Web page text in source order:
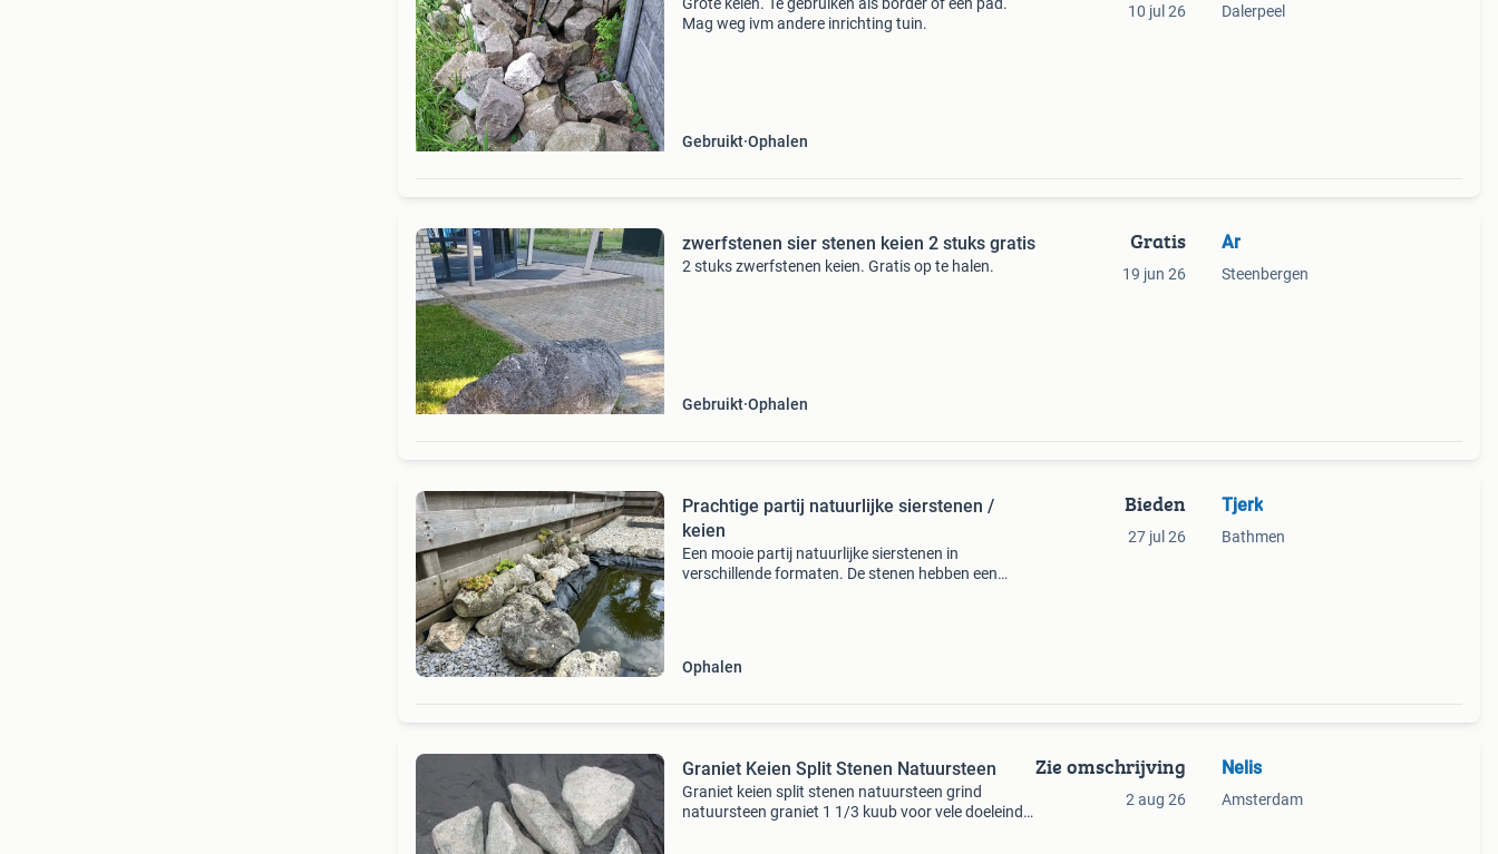
Mag weg ivm andere inrichting tuin.
Gebruikt Ophalen
10 jul 26 Dalerpeel
zwerfstenen sier stenen keien 2 stuks gratis
2 stuks zwerfstenen keien. Gratis op te halen.
Gebruikt Ophalen
Gratis
19 jun 26
Ar
Steenbergen
Prachtige partij natuurlijke sierstenen /
keien
Een mooie partij natuurlijke sierstenen in
verschillende formaten. De stenen hebben een
Ophalen
Bieden
27 jul 26
Tjerk
Bathmen
Graniet Keien Split Stenen Natuursteen
Graniet keien split stenen natuursteen grind
natuursteen graniet 1 1/3 kuub voor vele doeleinde
Zie omschrijving
2 aug 26
Nelis
Amsterdam